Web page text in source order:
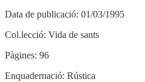
Data de publicació: 01/03/1995
Col.lecció: Vida de sants
Pàgines: 96
Enquadernació: Rústica